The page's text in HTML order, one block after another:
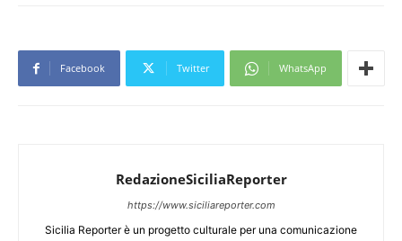
Facebook Twitter WhatsApp
RedazioneSiciliaReporter
https://www.siciliareporter.com
Sicilia Reporter è un progetto culturale per una comunicazione